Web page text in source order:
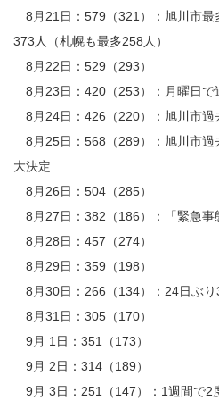
8月21日：579（321）：旭川市最
373人（札幌も最多258人）
8月22日：529（293）
8月23日：420（253）：月曜日で
8月24日：426（220）：旭川市過
8月25日：568（289）：旭川市過
大決定
8月26日：504（285）
8月27日：382（186）：「緊急事
8月28日：457（274）
8月29日：359（198）
8月30日：266（134）：24日ぶり
8月31日：305（170）
9月 1日：351（173）
9月 2日：314（189）
9月 3日：251（147）：1週間で2